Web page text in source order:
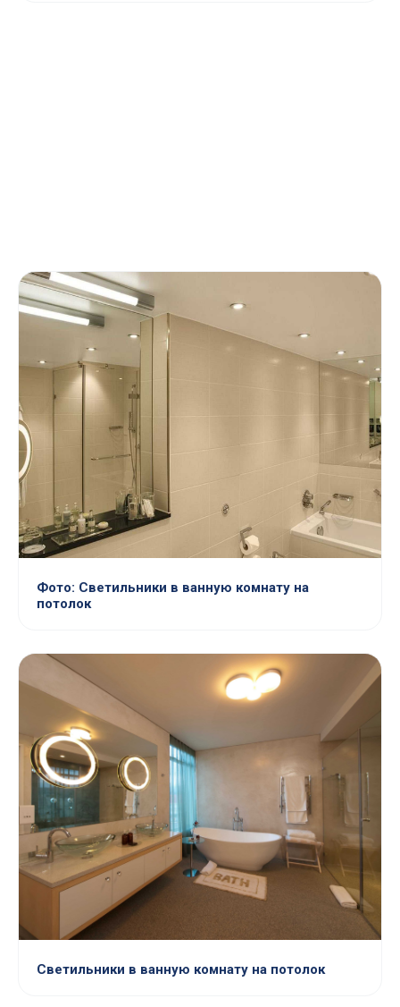
Фото: Светильники в ванную комнату на
потолок
Светильники в ванную комнату на потолок